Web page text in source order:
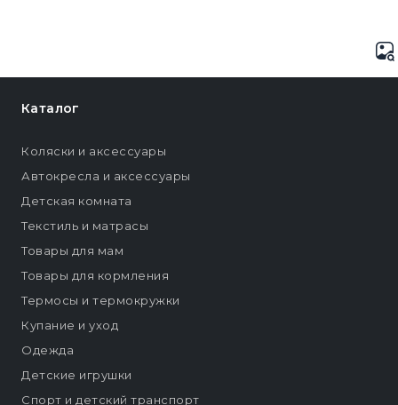
Каталог
Коляски и аксессуары
Автокресла и аксессуары
Детская комната
Текстиль и матрасы
Товары для мам
Товары для кормления
Термосы и термокружки
Купание и уход
Одежда
Детские игрушки
Спорт и детский транспорт